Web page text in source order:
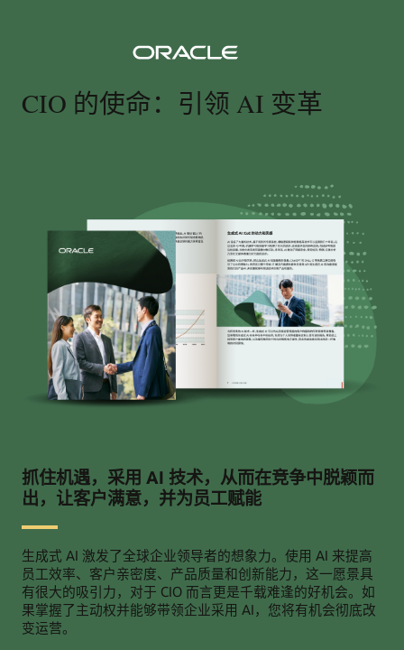
CIO 的使命：引领 AI 变革
抓住机遇，采用 AI 技术，从而在竞争中脱颖而
出，让客户满意，并为员工赋能
生成式 AI 激发了全球企业领导者的想象力。使用 AI 来提高
员工效率、客户亲密度、产品质量和创新能力，这一愿景具
有很大的吸引力，对于 CIO 而言更是千载难逢的好机会。如
果掌握了主动权并能够带领企业采用 AI，您将有机会彻底改
变运营。